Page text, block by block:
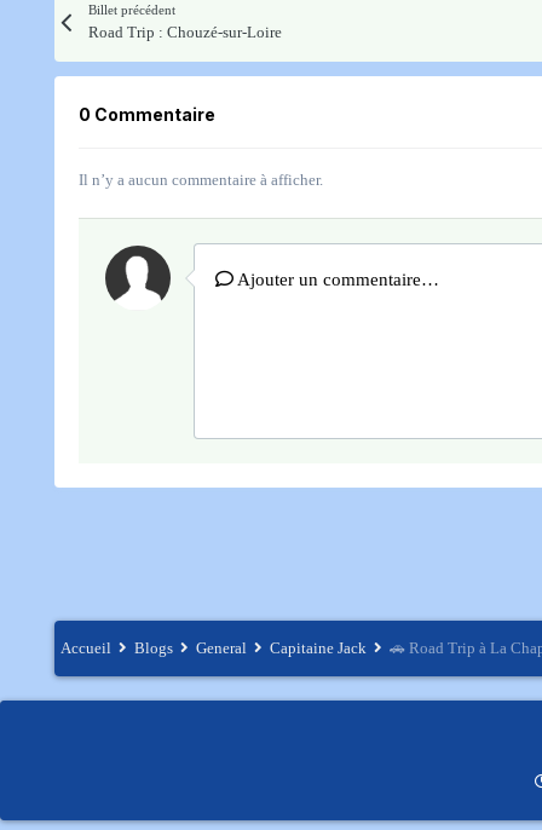
Billet précédent
Road Trip : Chouzé-sur-Loire​
0 Commentaire
Il n’y a aucun commentaire à afficher.
Ajouter un commentaire…
Accueil Blogs General Capitaine Jack 🚗 Road Trip à La